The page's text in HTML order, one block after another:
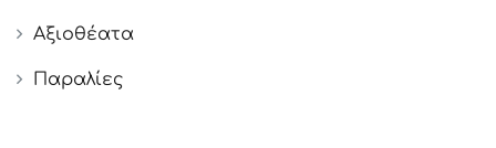
Αξιοθέατα
Παραλίες